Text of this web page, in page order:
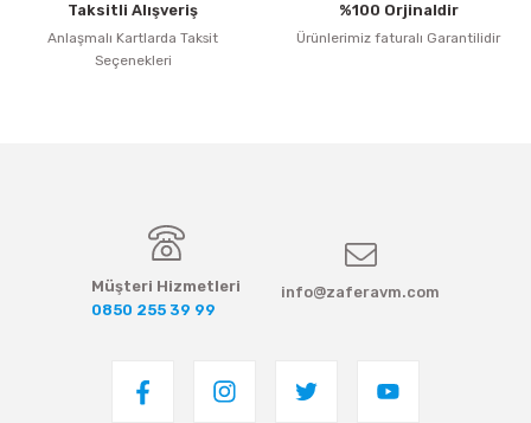
Taksitli Alışveriş
Anlaşmalı Kartlarda Taksit
Seçenekleri
%100 Orjinaldir
Ürünlerimiz faturalı Garantilidir
Müşteri Hizmetleri
0850 255 39 99
info@zaferavm.com